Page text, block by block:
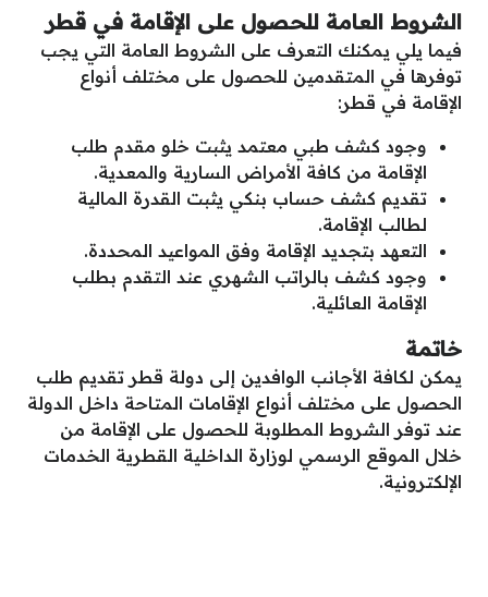
الشروط العامة للحصول على الإقامة في قطر
فيما يلي يمكنك التعرف على الشروط العامة التي يجب
توفرها في المتقدمين للحصول على مختلف أنواع
الإقامة في قطر:
وجود كشف طبي معتمد يثبت خلو مقدم طلب
الإقامة من كافة الأمراض السارية والمعدية.
تقديم كشف حساب بنكي يثبت القدرة المالية
لطالب الإقامة.
التعهد بتجديد الإقامة وفق المواعيد المحددة.
وجود كشف بالراتب الشهري عند التقدم بطلب
الإقامة العائلية.
خاتمة
يمكن لكافة الأجانب الوافدين إلى دولة قطر تقديم طلب
الحصول على مختلف أنواع الإقامات المتاحة داخل الدولة
عند توفر الشروط المطلوبة للحصول على الإقامة من
خلال الموقع الرسمي لوزارة الداخلية القطرية الخدمات
الإلكترونية.